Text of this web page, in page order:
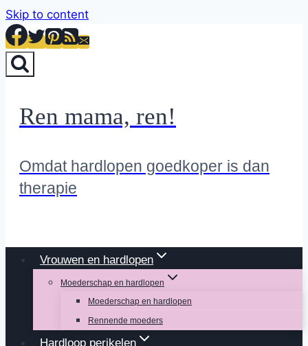
Skip to content
Ren mama, ren!
Omdat hardlopen goedkoper is dan
therapie
Vrouwen en hardlopen
Moederschap en hardlopen
Moederschap en hardlopen
Rennende moeders
Hardloop perikelen